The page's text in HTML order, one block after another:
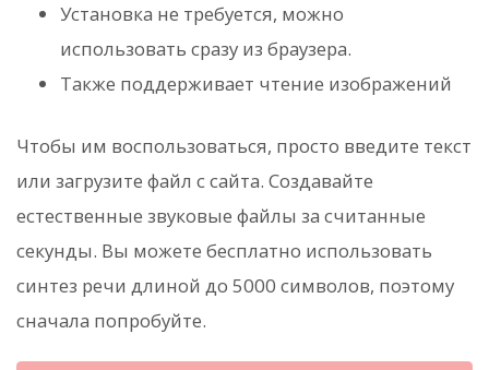
Установка не требуется, можно
использовать сразу из браузера.
Также поддерживает чтение изображений
Чтобы им воспользоваться, просто введите текст
или загрузите файл с сайта. Создавайте
естественные звуковые файлы за считанные
секунды. Вы можете бесплатно использовать
синтез речи длиной до 5000 символов, поэтому
сначала попробуйте.